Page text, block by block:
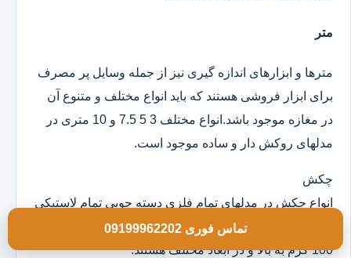
متر
مترها و ابزارهای اندازه گیری نیز از جمله وسایل پر مصرف
برای ابزار فروشی هستند که باید انواع مختلف و متنوع آن
در مغازه موجود باشد.انواع مختلف 3 5 7.5 و 10 متری در
مدلهای روکش دار و ساده موجود است.
چکش
انواع چکش در مدلهای تمام فلزی دسته چوبی تمام لاستیکی
و ژله ای موجود است که خود آنها در وزن های مختلف از
100 گرم به بالا و در ابعاد مختلف هستند.
تماس فوری 09199962202